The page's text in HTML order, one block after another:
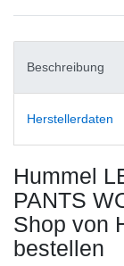
Beschreibung
Herstellerdaten
Hummel
PANTS
Shop von
bestellen